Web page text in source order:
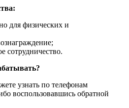
для физических и
сотрудничество.
узнать по телефонам
воспользовавшись обратной